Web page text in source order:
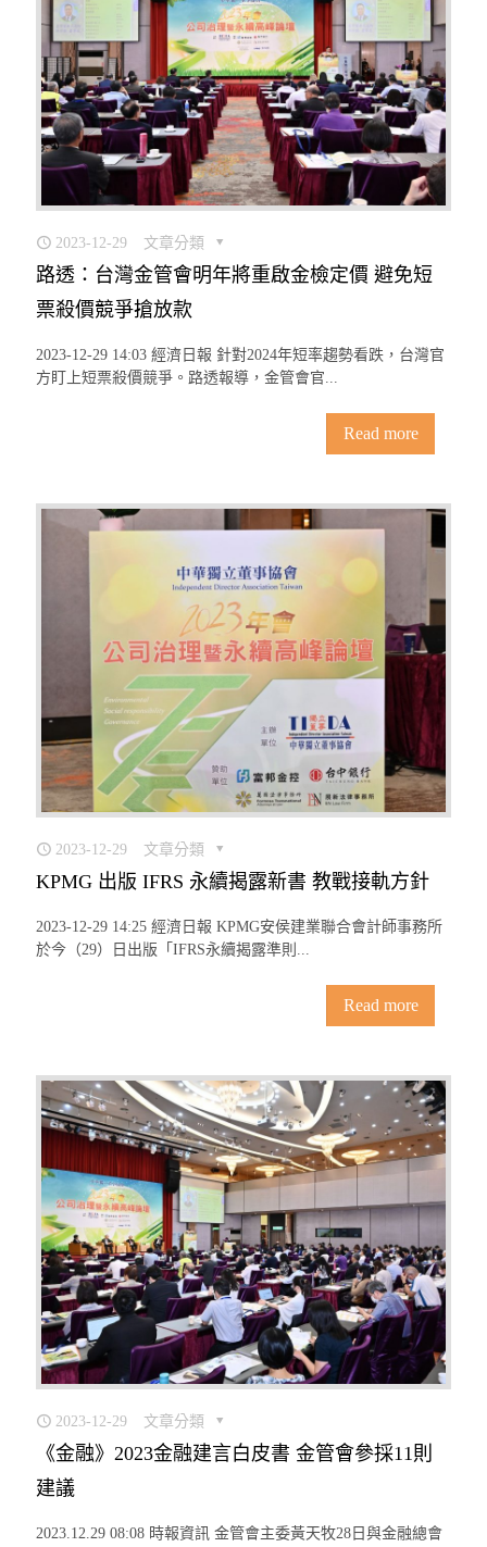
2023-12-29 文章分類
路透：台灣金管會明年將重啟金檢定價 避免短
票殺價競爭搶放款
2023-12-29 14:03 經濟日報 針對2024年短率趨勢看跌，台灣官
方盯上短票殺價競爭。路透報導，金管會官...
Read more
2023-12-29 文章分類
KPMG 出版 IFRS 永續揭露新書 教戰接軌方針
2023-12-29 14:25 經濟日報 KPMG安侯建業聯合會計師事務所
於今（29）日出版「IFRS永續揭露準則...
Read more
2023-12-29 文章分類
《金融》2023金融建言白皮書 金管會參採11則
建議
2023.12.29 08:08 時報資訊 金管會主委黃天牧28日與金融總會